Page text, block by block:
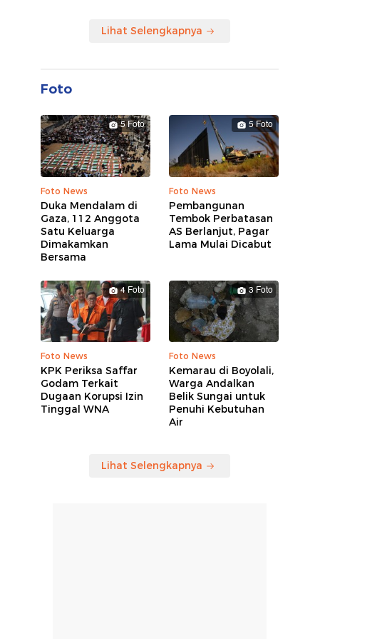
Lihat Selengkapnya
Foto
5 Foto
Foto News
Duka Mendalam di
Gaza, 112 Anggota
Satu Keluarga
Dimakamkan
Bersama
5 Foto
Foto News
Pembangunan
Tembok Perbatasan
AS Berlanjut, Pagar
Lama Mulai Dicabut
4 Foto
Foto News
KPK Periksa Saffar
Godam Terkait
Dugaan Korupsi Izin
Tinggal WNA
3 Foto
Foto News
Kemarau di Boyolali,
Warga Andalkan
Belik Sungai untuk
Penuhi Kebutuhan
Air
Lihat Selengkapnya